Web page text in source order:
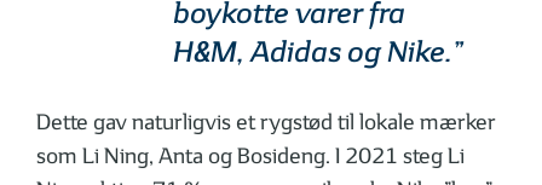
boykotte varer fra
H&M, Adidas og Nike.”
Dette gav naturligvis et rygstød til lokale mærker
som Li Ning, Anta og Bosideng. I 2021 steg Li